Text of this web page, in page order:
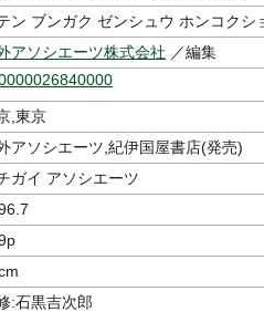
ン ブンガク ゼンシュウ ホンコク
アソシエーツ株式会社 ／編集
,東京
アソシエーツ,紀伊国屋書店(発売)
ガイ アソシエーツ
:石黒吉次郎